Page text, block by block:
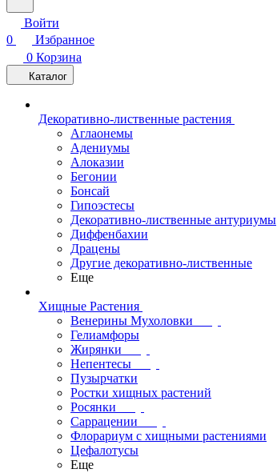
Войти
0
Избранное
0 Корзина
Каталог
Декоративно-лиственные растения
Аглаонемы
Адениумы
Алоказии
Бегонии
Бонсай
Гипоэстесы
Декоративно-лиственные антуриумы
Диффенбахии
Драцены
Другие декоративно-лиственные
Еще
Хищные Растения
Венерины Мухоловки
Гелиамфоры
Жирянки
Непентесы
Пузырчатки
Ростки хищных растений
Росянки
Саррацении
Флорариум с хищными растениями
Цефалотусы
Еще